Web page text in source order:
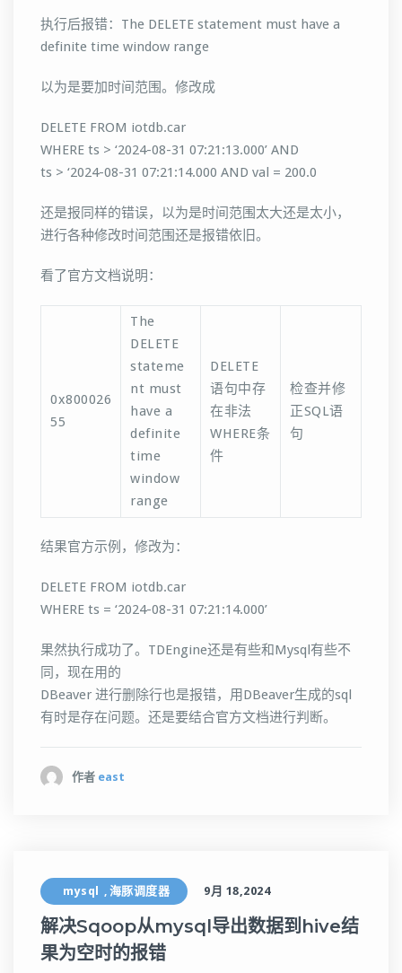
执行后报错：The DELETE statement must have a
definite time window range
以为是要加时间范围。修改成
DELETE FROM iotdb.car
WHERE ts > ‘2024-08-31 07:21:13.000’ AND
ts > ‘2024-08-31 07:21:14.000 AND val = 200.0
还是报同样的错误，以为是时间范围太大还是太小，
进行各种修改时间范围还是报错依旧。
看了官方文档说明：
0x800026
55
The
DELETE
stateme
nt must
have a
definite
time
window
range
DELETE
语句中存
在非法
WHERE条
件
检查并修
正SQL语
句
结果官方示例，修改为：
DELETE FROM iotdb.car
WHERE ts = ‘2024-08-31 07:21:14.000’
果然执行成功了。TDEngine还是有些和Mysql有些不
同，现在用的
DBeaver 进行删除行也是报错，用DBeaver生成的sql
有时是存在问题。还是要结合官方文档进行判断。
作者 east
mysql , 海豚调度器 9月 18,2024
解决Sqoop从mysql导出数据到hive结
果为空时的报错